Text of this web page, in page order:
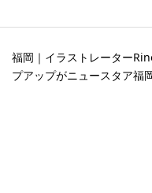
福岡｜イラストレーター
プアップがニュースタア福